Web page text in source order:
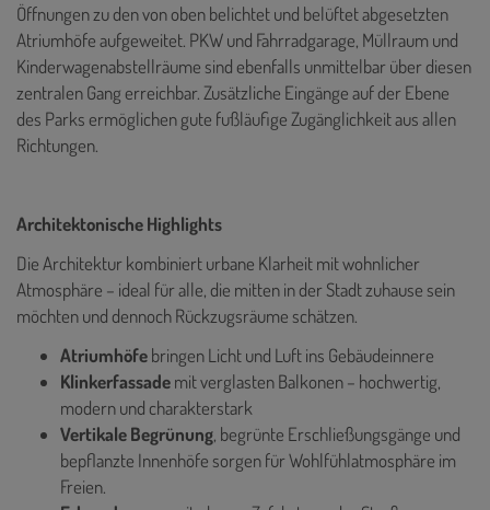
Öffnungen zu den von oben belichtet und belüftet abgesetzten
Atriumhöfe aufgeweitet. PKW und Fahrradgarage, Müllraum und
Kinderwagenabstellräume sind ebenfalls unmittelbar über diesen
zentralen Gang erreichbar. Zusätzliche Eingänge auf der Ebene
des Parks ermöglichen gute fußläufige Zugänglichkeit aus allen
Richtungen.
Architektonische Highlights
Die Architektur kombiniert urbane Klarheit mit wohnlicher
Atmosphäre – ideal für alle, die mitten in der Stadt zuhause sein
möchten und dennoch Rückzugsräume schätzen.
Atriumhöfebringen Licht und Luft ins Gebäudeinnere
Klinkerfassademit verglasten Balkonen – hochwertig,
modern und charakterstark
Vertikale Begrünung, begrünte Erschließungsgänge und
bepflanzte Innenhöfe sorgen für Wohlfühlatmosphäre im
Freien.